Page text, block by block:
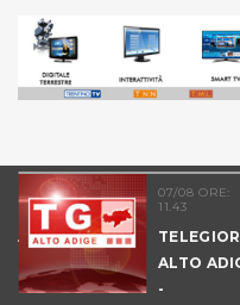
07/08 ORE:
11.43
ALTO
-